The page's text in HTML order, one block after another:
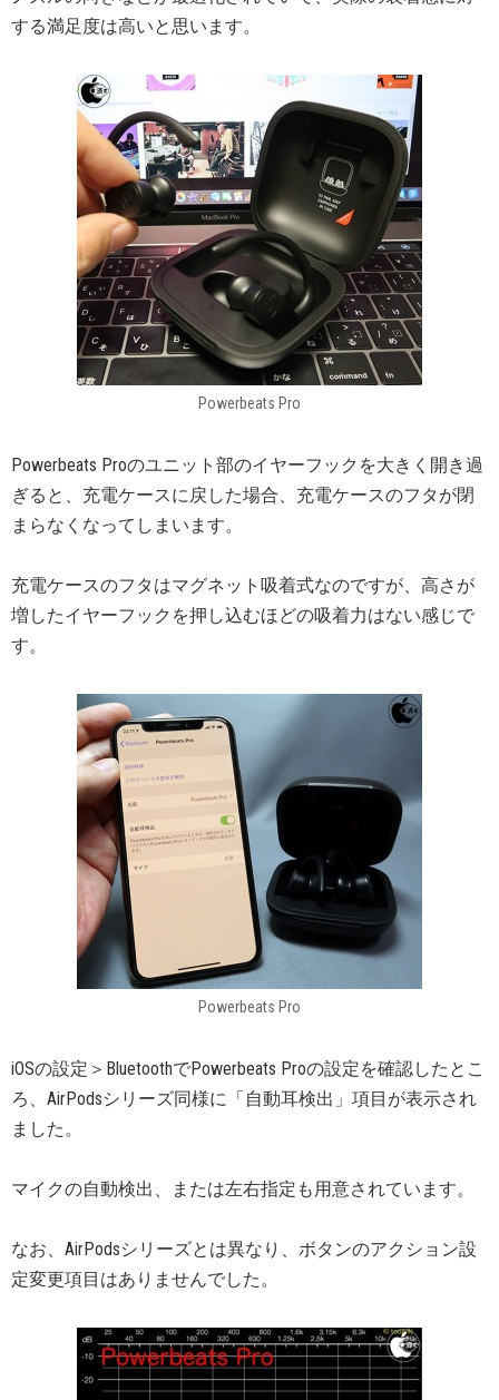
する満足度は高いと思います。
Powerbeats Pro
Powerbeats Proのユニット部のイヤーフックを大きく開き過
ぎると、充電ケースに戻した場合、充電ケースのフタが閉
まらなくなってしまいます。
充電ケースのフタはマグネット吸着式なのですが、高さが
増したイヤーフックを押し込むほどの吸着力はない感じで
す。
Powerbeats Pro
iOSの設定＞BluetoothでPowerbeats Proの設定を確認したとこ
ろ、AirPodsシリーズ同様に「自動耳検出」項目が表示され
ました。
マイクの自動検出、または左右指定も用意されています。
なお、AirPodsシリーズとは異なり、ボタンのアクション設
定変更項目はありませんでした。